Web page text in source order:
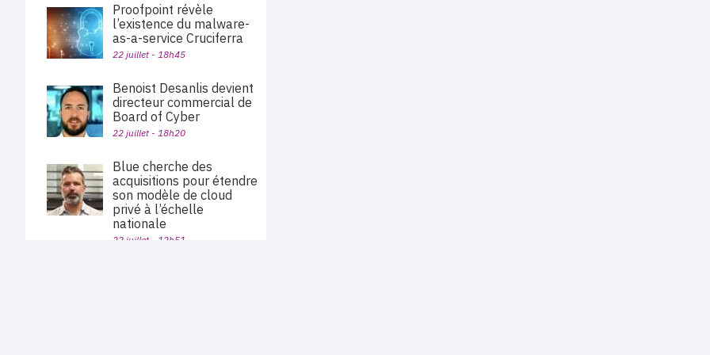
Proofpoint révèle
l’existence du malware-
as-a-service Cruciferra
22 juillet - 18h45
Benoist Desanlis devient
directeur commercial de
Board of Cyber
22 juillet - 18h20
Blue cherche des
acquisitions pour étendre
son modèle de cloud
privé à l’échelle
nationale
22 juillet - 12h51